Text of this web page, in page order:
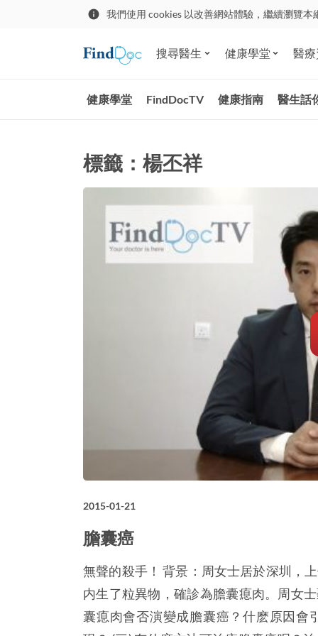
我們使用 cookies 以改善網站體驗，繼續瀏覽
搜尋醫生 健康學堂 醫
健康學堂 FindDocTV 健康指南 醫生話
標籤：楊丕祥
2015-01-21
膽囊癌
無聲的殺手！ 背景：周女士居於深圳，
内生了粒異物，確診為膽囊瘜肉。周女
囊瘜肉會否演變成膽囊癌？什麽原因會